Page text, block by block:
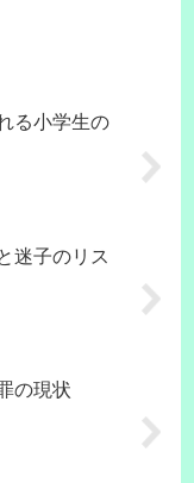
る小学生の
迷子のリス
の現状